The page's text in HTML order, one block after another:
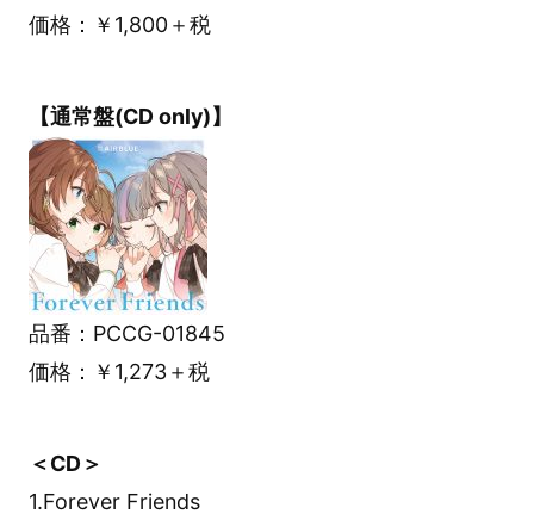
価格：￥1,800＋税
【通常盤(CD only)】
品番：PCCG-01845
価格：￥1,273＋税
＜CD＞
1.Forever Friends